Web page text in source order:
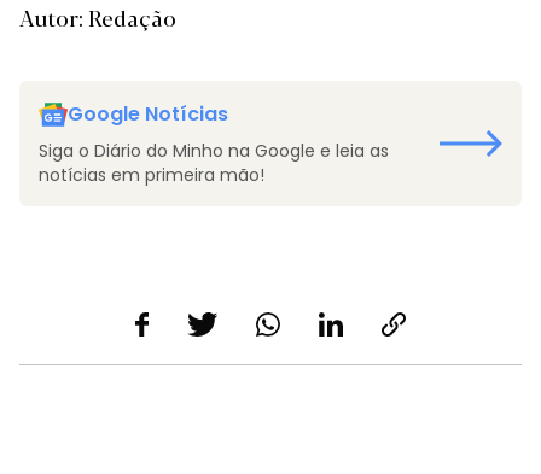
Autor: Redação
Google Notícias
Siga o Diário do Minho na Google e leia as
notícias em primeira mão!